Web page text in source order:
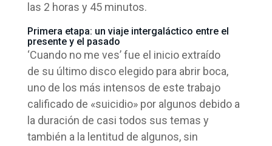
las 2 horas y 45 minutos.
Primera etapa: un viaje intergaláctico entre el
presente y el pasado
‘Cuando no me ves’ fue el inicio extraído
de su último disco elegido para abrir boca,
uno de los más intensos de este trabajo
calificado de «suicidio» por algunos debido a
la duración de casi todos sus temas y
también a la lentitud de algunos, sin